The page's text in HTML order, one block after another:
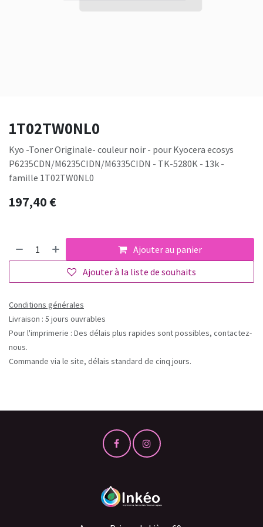
1T02TW0NL0
Kyo -Toner Originale- couleur noir - pour Kyocera ecosys
P6235CDN/M6235CIDN/M6335CIDN - TK-5280K - 13k -
famille 1T02TW0NL0
197,40€
Ajouter au panier
Ajouter à la liste de souhaits
Conditions générales
Livraison : 5 jours ouvrables
Pour l'imprimerie : Des délais plus rapides sont possibles, contactez-
nous.
Commande via le site, délais standard de cinq jours.